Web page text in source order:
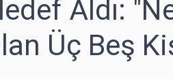
Aldı:
Üç Beş